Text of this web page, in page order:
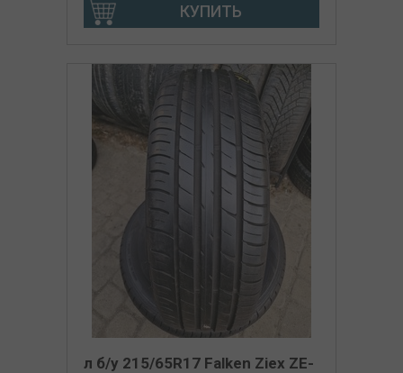
КУПИТЬ
л б/у 215/65R17 Falken Ziex ZE-